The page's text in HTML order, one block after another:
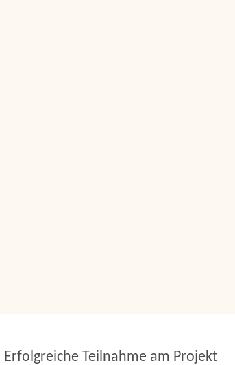
Erfolgreiche Teilnahme am Projekt